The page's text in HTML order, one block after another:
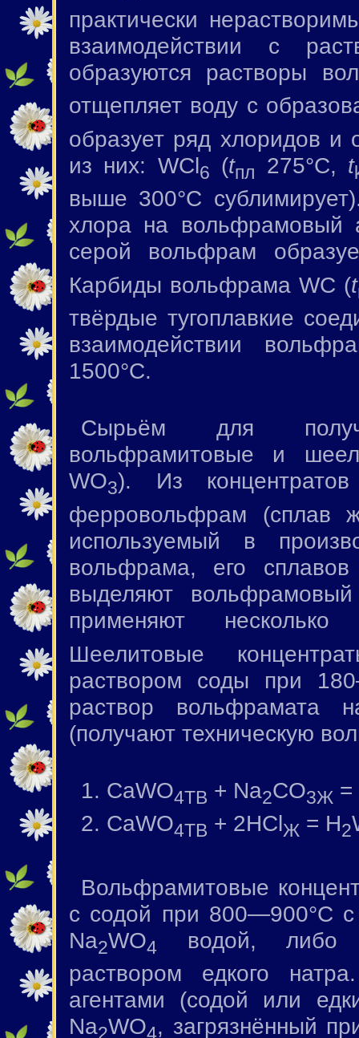
практически
взаимодействии с
образуются растворы
отщепляет воду с
образует ряд хлоридов и
из них: WCl6 (tпл 275°С, t
выше 300°С
хлора на вольфрамовый
серой вольфрам
Карбиды вольфрама WC (t
твёрдые тугоплавкие
взаимодействии
1500°С.
Сырьём для
вольфрамитовые и
WO3). Из концентратов
ферровольфрам (сплав
используемый в
вольфрама, его
выделяют
применяют
Шеелитовые
раствором соды при
раствор вольфрамата
(получают техническую
1. CaWO4TB + Na2CO3Ж =
2. CaWO4TB + 2HClЖ = H2
Вольфрамитовые
с содой при 800—900°С
Na2WO4
водой, либо
раствором едкого
агентами (содой или
Na2WO4, загрязнённый